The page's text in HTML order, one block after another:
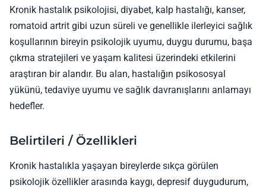
Kronik hastalık psikolojisi, diyabet, kalp hastalığı, kanser,
romatoid artrit gibi uzun süreli ve genellikle ilerleyici sağlık
koşullarının bireyin psikolojik uyumu, duygu durumu, başa
çıkma stratejileri ve yaşam kalitesi üzerindeki etkilerini
araştıran bir alandır. Bu alan, hastalığın psikososyal
yükünü, tedaviye uyumu ve sağlık davranışlarını anlamayı
hedefler.
Belirtileri / Özellikleri
Kronik hastalıkla yaşayan bireylerde sıkça görülen
psikolojik özellikler arasında kaygı, depresif duygudurum,